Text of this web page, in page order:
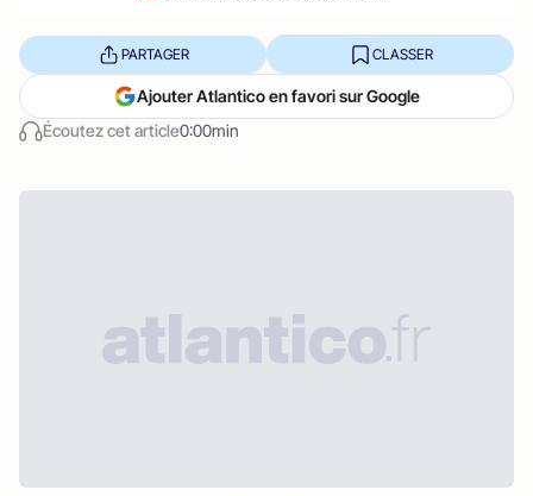
Écoutez cet article0:00min
PARTAGER CLASSER
Ajouter Atlantico en favori sur Google